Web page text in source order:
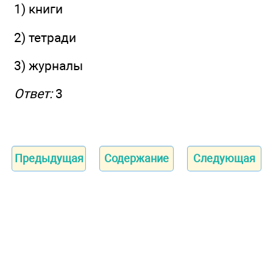
1) книги
2) тетради
3) журналы
Ответ:3
Предыдущая Содержание Следующая